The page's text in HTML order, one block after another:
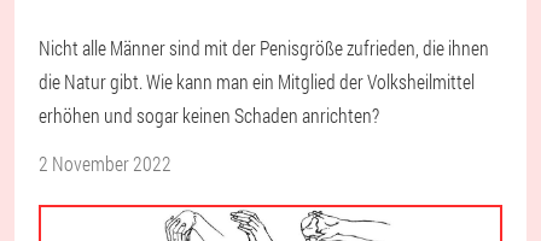
Nicht alle Männer sind mit der Penisgröße zufrieden, die ihnen
die Natur gibt. Wie kann man ein Mitglied der Volksheilmittel
erhöhen und sogar keinen Schaden anrichten?
2 November 2022